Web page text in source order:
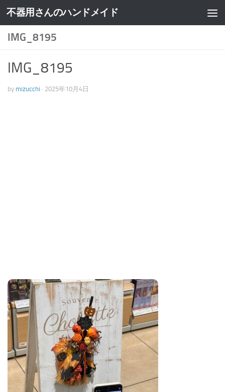
不器用さんのハンドメイド
IMG_8195
IMG_8195
by mizucchi · 2025年10月4日